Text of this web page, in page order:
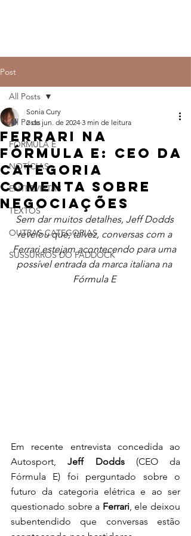
Post
All Posts
FÓRMULA E
NOTÍCIAS
ENTREVISTAS
TEXTOS
OUTRAS CATEGORIAS
SUSSURROS DO PADDOCK
All Posts
Ferrari na
Fórmula E: CEO da
categoria
comenta sobre
negociações
Sonia Cury
2 de jun. de 2024 3 min de leitura
Sem dar muitos detalhes, Jeff Dodds
revelou que, talvez, conversas com a
Ferrari estejam acontecendo para uma
possível entrada da marca italiana na
Fórmula E
Em recente entrevista concedida ao
Autosport, Jeff Dodds (CEO da
Fórmula E) foi perguntado sobre o
futuro da categoria elétrica e ao ser
questionado sobre a Ferrari, ele deixou
subentendido que conversas estão